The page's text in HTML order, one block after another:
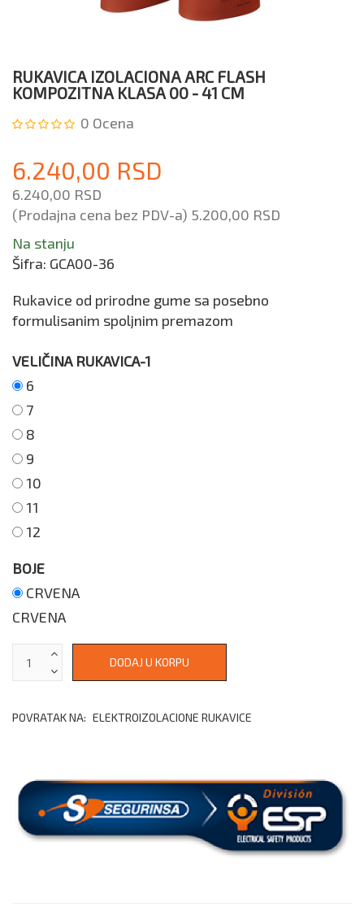
RUKAVICA IZOLACIONA ARC FLASH
KOMPOZITNA KLASA 00 - 41 CM
0 Ocena
6.240,00 RSD
6.240,00 RSD
(Prodajna cena bez PDV-a) 5.200,00 RSD
Na stanju
Šifra: GCA00-36
Rukavice od prirodne gume sa posebno
formulisanim spoljnim premazom
VELIČINA RUKAVICA-1
6
7
8
9
10
11
12
BOJE
CRVENA
CRVENA
POVRATAK NA: ELEKTROIZOLACIONE RUKAVICE